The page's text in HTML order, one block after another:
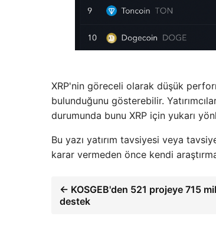
XRP'nin göreceli olarak düşük
bulunduğunu gösterebilir.
durumunda bunu XRP için yukarı
Bu yazı yatırım tavsiyesi veya
karar vermeden önce kendi
← KOSGEB'den 521 projeye 715
destek